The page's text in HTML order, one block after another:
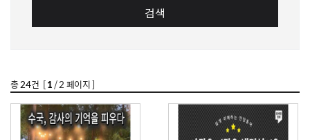
검색
총24건 [1/ 2 페이지 ]